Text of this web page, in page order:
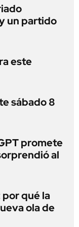
un partido
este
sábado 8
promete
al
qué la
ola de